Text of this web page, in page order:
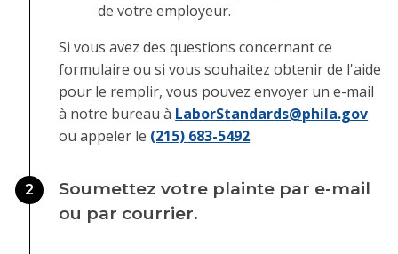
de votre employeur.
Si vous avez des questions concernant ce
formulaire ou si vous souhaitez obtenir de l'aide
pour le remplir, vous pouvez envoyer un e-mail
à notre bureau à LaborStandards@phila.gov
ou appeler le (215) 683-5492.
2
Soumettez votre plainte par e-mail
ou par courrier.